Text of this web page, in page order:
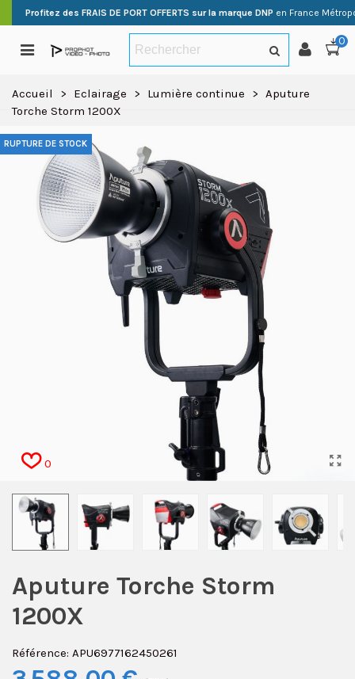
Profitez des FRAIS DE PORT OFFERTS sur la marque DNP en France
0
Accueil > Eclairage > Lumière continue > Aputure
Torche Storm 1200X
RUPTURE DE STOCK
0
Aputure Torche Storm
1200X
Référence: APU6977162450261